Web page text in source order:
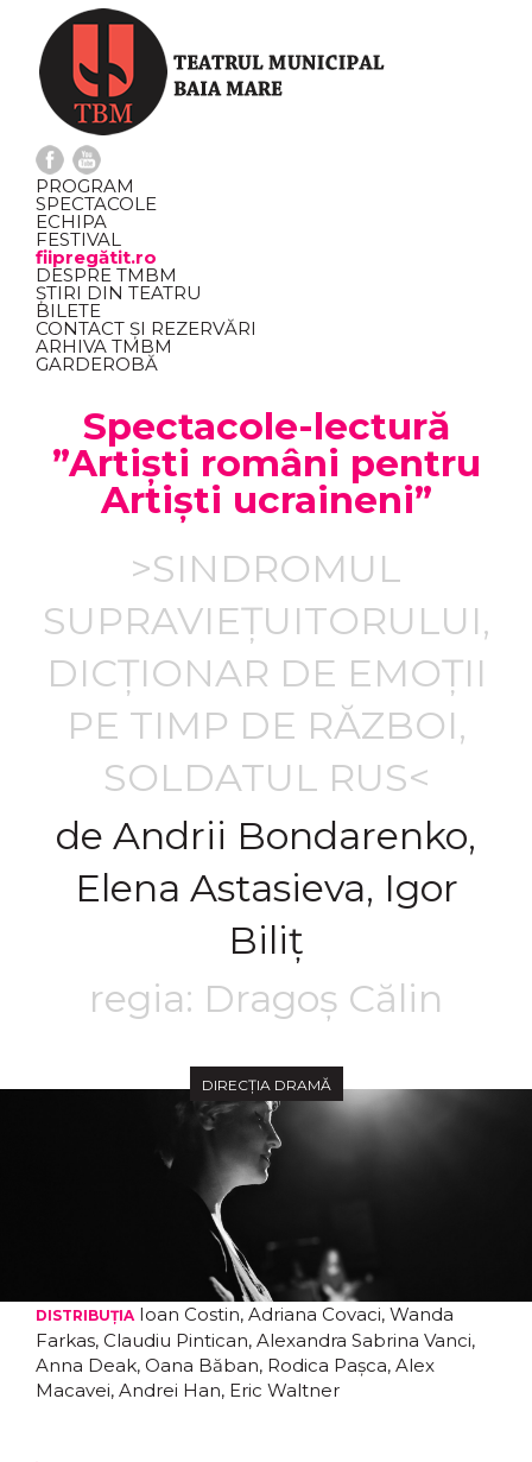
PROGRAM
SPECTACOLE
ECHIPA
FESTIVAL
fiipregătit.ro
DESPRE TMBM
ȘTIRI DIN TEATRU
BILETE
CONTACT ȘI REZERVĂRI
ARHIVA TMBM
GARDEROBĂ
Spectacole-lectură
”Artiști români pentru
Artiști ucraineni”
>SINDROMUL
SUPRAVIEȚUITORULUI,
DICȚIONAR DE EMOȚII
PE TIMP DE RĂZBOI,
SOLDATUL RUS<
de Andrii Bondarenko,
Elena Astasieva, Igor
Biliț
regia: Dragoș Călin
DIRECȚIA DRAMĂ
DISTRIBUȚIAIoan Costin, Adriana Covaci, Wanda
Farkas, Claudiu Pintican, Alexandra Sabrina Vanci,
Anna Deak, Oana Băban, Rodica Pașca, Alex
Macavei, Andrei Han, Eric Waltner